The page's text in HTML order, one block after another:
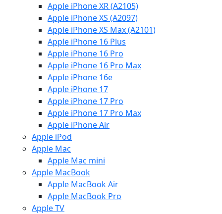
Apple iPhone XR (A2105)
Apple iPhone XS (A2097)
Apple iPhone XS Max (A2101)
Apple iPhone 16 Plus
Apple iPhone 16 Pro
Apple iPhone 16 Pro Max
Apple iPhone 16e
Apple iPhone 17
Apple iPhone 17 Pro
Apple iPhone 17 Pro Max
Apple iPhone Air
Apple iPod
Apple Mac
Apple Mac mini
Apple MacBook
Apple MacBook Air
Apple MacBook Pro
Apple TV